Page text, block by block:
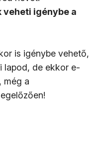
veheti igénybe a
is igénybe vehető,
lapod, de ekkor e-
még a